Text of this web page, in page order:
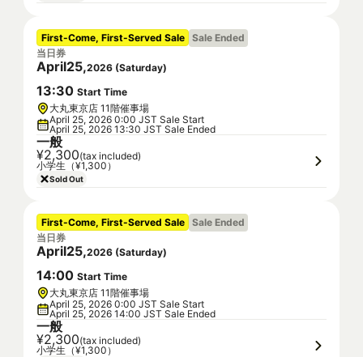
First-Come, First-Served Sale Sale Ended
当日券
April25,2026 (Saturday)
13:30 Start Time
大丸東京店 11階催事場
April 25, 2026 0:00 JST Sale Start
April 25, 2026 13:30 JST Sale Ended
一般
¥2,300(tax included)
小学生（¥1,300）
Sold Out
First-Come, First-Served Sale Sale Ended
当日券
April25,2026 (Saturday)
14:00 Start Time
大丸東京店 11階催事場
April 25, 2026 0:00 JST Sale Start
April 25, 2026 14:00 JST Sale Ended
一般
¥2,300(tax included)
小学生（¥1,300）